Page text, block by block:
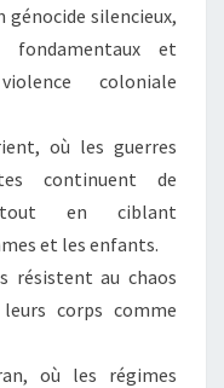
génocide silencieux,
et
coloniale
où les guerres
continuent de
en ciblant
et les enfants.
résistent au chaos
corps comme
où les régimes